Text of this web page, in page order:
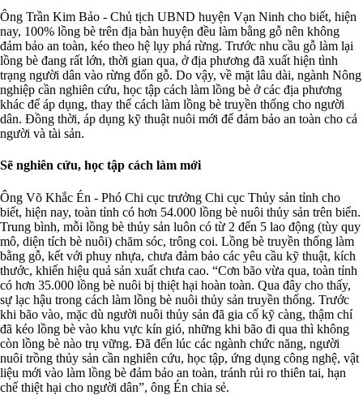
Ông Trần Kim Bảo - Chủ tịch UBND huyện Vạn Ninh cho biết, hiện
nay, 100% lồng bè trên địa bàn huyện đều làm bằng gỗ nên không
đảm bảo an toàn, kéo theo hệ lụy phá rừng. Trước nhu cầu gỗ làm lại
lồng bè đang rất lớn, thời gian qua, ở địa phương đã xuất hiện tình
trạng người dân vào rừng đốn gỗ. Do vậy, về mặt lâu dài, ngành Nông
nghiệp cần nghiên cứu, học tập cách làm lồng bè ở các địa phương
khác để áp dụng, thay thế cách làm lồng bè truyền thống cho người
dân. Đồng thời, áp dụng kỹ thuật nuôi mới để đảm bảo an toàn cho cả
người và tài sản.
Sẽ nghiên cứu, học tập cách làm mới
Ông Võ Khắc Én - Phó Chi cục trưởng Chi cục Thủy sản tỉnh cho
biết, hiện nay, toàn tỉnh có hơn 54.000 lồng bè nuôi thủy sản trên biển.
Trung bình, mỗi lồng bè thủy sản luôn có từ 2 đến 5 lao động (tùy quy
mô, diện tích bè nuôi) chăm sóc, trông coi. Lồng bè truyền thống làm
bằng gỗ, kết với phuy nhựa, chưa đảm bảo các yêu cầu kỹ thuật, kích
thước, khiến hiệu quả sản xuất chưa cao. “Cơn bão vừa qua, toàn tỉnh
có hơn 35.000 lồng bè nuôi bị thiệt hại hoàn toàn. Qua đây cho thấy,
sự lạc hậu trong cách làm lồng bè nuôi thủy sản truyền thống. Trước
khi bão vào, mặc dù người nuôi thủy sản đã gia cố kỹ càng, thậm chí
đã kéo lồng bè vào khu vực kín gió, những khi bão đi qua thì không
còn lồng bè nào trụ vững. Đã đến lúc các ngành chức năng, người
nuôi trồng thủy sản cần nghiên cứu, học tập, ứng dụng công nghệ, vật
liệu mới vào làm lồng bè đảm bảo an toàn, tránh rủi ro thiên tai, hạn
chế thiệt hại cho người dân”, ông Én chia sẻ.